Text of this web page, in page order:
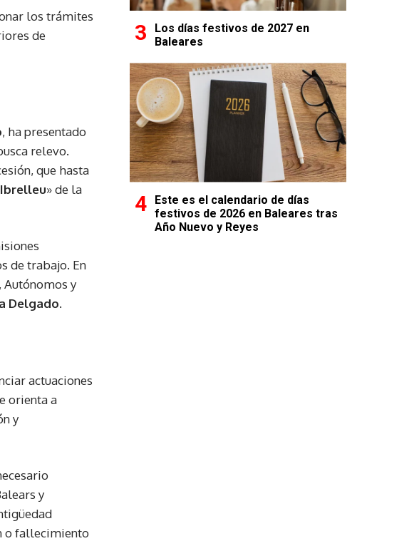
los trámites
de
, ha presentado
relevo.
que hasta
Ibrelleu» de la
de trabajo. En
Autónomos y
Delgado.
actuaciones
orienta a
y
y
o fallecimiento
Los días festivos de 2027 en
Baleares
Este es el calendario de días
festivos de 2026 en Baleares tras
Año Nuevo y Reyes